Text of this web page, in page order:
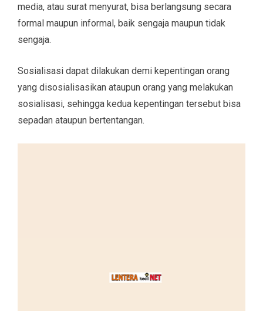
media, atau surat menyurat, bisa berlangsung secara
formal maupun informal, baik sengaja maupun tidak
sengaja.
Sosialisasi dapat dilakukan demi kepentingan orang
yang disosialisasikan ataupun orang yang melakukan
sosialisasi, sehingga kedua kepentingan tersebut bisa
sepadan ataupun bertentangan.